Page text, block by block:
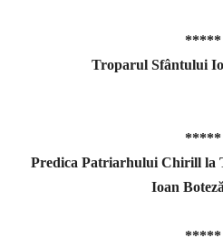
*****
Troparul Sfântului
*****
Predica Patriarhului Chirill la
Ioan